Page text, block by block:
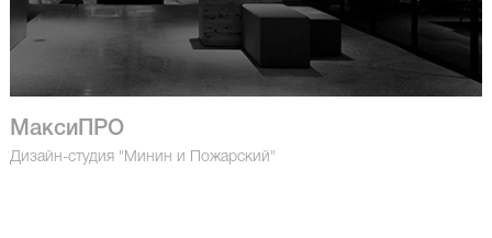
МаксиПРО
Дизайн-студия "Минин и Пожарский"